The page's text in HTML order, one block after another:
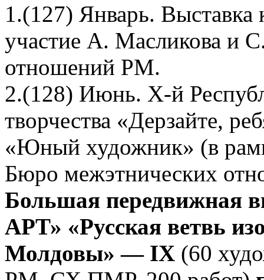
1.(127) Январь.
участие А. Масликова и
отношений РМ.
2.(128) Июнь. Х-й
творчества «Дерзайте,
«Юный художник» (в
Бюро межэтнических
Большая передвижная
АРТ» «Русская ветвь
Молдовы» — IX (60